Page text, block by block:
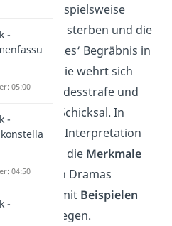
So ist beispielsweise
bereit zu sterben und die
Polyneikes‘ Begräbnis in
nehmen. Sie wehrt sich
die Todesstrafe und
ihrem Schicksal. In
Interpretation
du also auf die Merkmale
Dramas
und sie mit Beispielen
Werk belegen.
-
05:00
-
04:50
-